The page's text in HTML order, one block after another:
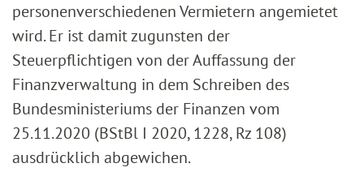
personenverschiedenen Vermietern angemietet
wird. Er ist damit zugunsten der
Steuerpflichtigen von der Auffassung der
Finanzverwaltung in dem Schreiben des
Bundesministeriums der Finanzen vom
25.11.2020 (BStBl I 2020, 1228, Rz 108)
ausdrücklich abgewichen.